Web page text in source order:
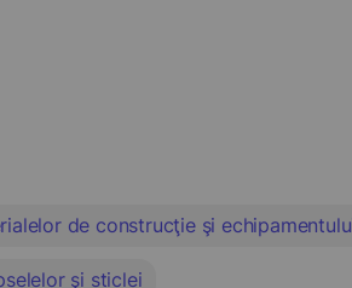
de construcţie şi
şi sticlei